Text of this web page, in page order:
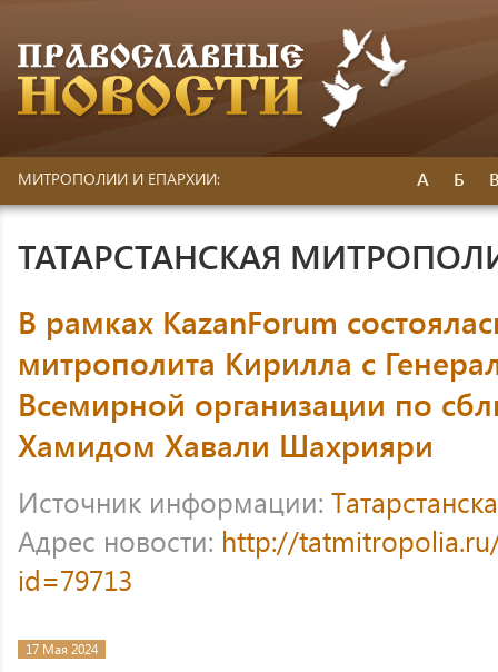
МИТРОПОЛИИ И ЕПАРХИИ: А Б
ТАТАРСТАНСКАЯ
В рамках KazanForum
митрополита Кирилла с
Всемирной организации по
Хамидом Хавали Шахрияри
Источник информации:
Адрес новости: http://
id=79713
17 Мая 2024